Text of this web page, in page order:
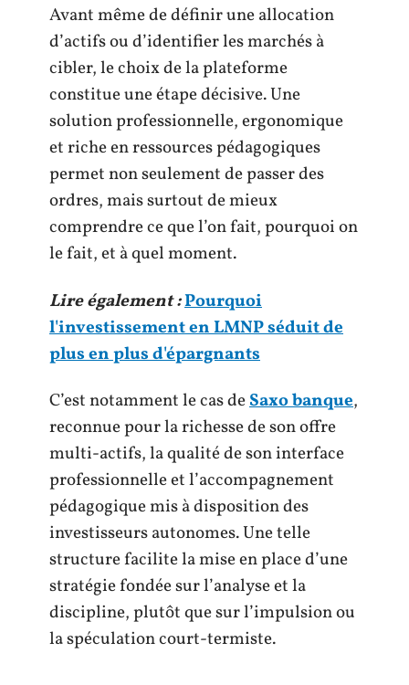
Avant même de définir une allocation
d’actifs ou d’identifier les marchés à
cibler, le choix de la plateforme
constitue une étape décisive. Une
solution professionnelle, ergonomique
et riche en ressources pédagogiques
permet non seulement de passer des
ordres, mais surtout de mieux
comprendre ce que l’on fait, pourquoi on
le fait, et à quel moment.
Lire également :Pourquoi
l'investissement en LMNP séduit de
plus en plus d'épargnants
C’est notamment le cas deSaxo banque,
reconnue pour la richesse de son offre
multi-actifs, la qualité de son interface
professionnelle et l’accompagnement
pédagogique mis à disposition des
investisseurs autonomes. Une telle
structure facilite la mise en place d’une
stratégie fondée sur l’analyse et la
discipline, plutôt que sur l’impulsion ou
la spéculation court-termiste.